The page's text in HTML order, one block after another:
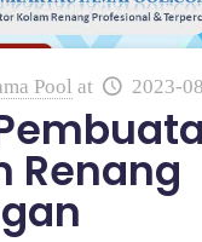
Pool at 2023-
Renang